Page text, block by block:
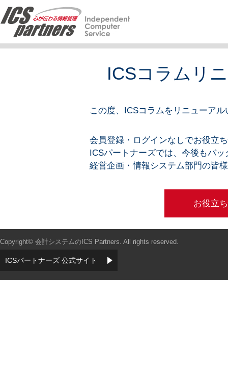
ICSコラムリ
この度、ICSコラムをリニューア
会員登録・ログインなしでお役立
ICSパートナーズでは、今後もバ
経営企画・情報システム部門の皆
お役立
Copyright© 会計システムのICS Partners. All rights reserved.
ICSパートナーズ 公式サイト